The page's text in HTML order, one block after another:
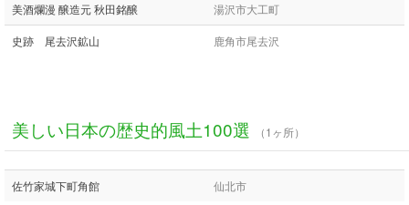
美酒爛漫 醸造元 秋田銘醸 湯沢市大工町
史跡 尾去沢鉱山 鹿角市尾去沢
美しい日本の歴史的風土100選 （1ヶ所）
佐竹家城下町角館 仙北市